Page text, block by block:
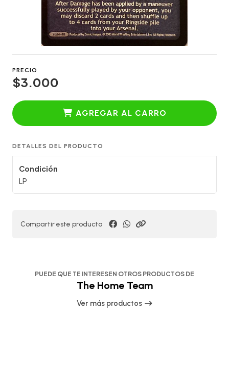
PRECIO
$3.000
AGREGAR AL CARRO
DETALLES DEL PRODUCTO
Condición
LP
Compartir este producto
PUEDE QUE TE INTERESEN OTROS PRODUCTOS DE
The Home Team
Ver más productos